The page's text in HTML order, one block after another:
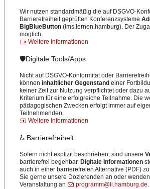
Wir nutzen standardmäßig die auf DSGVO-
Barrierefreiheit geprüften Konferenzsysteme
BigBlueButton (lms.lernen.hamburg). Der
möglich.
Weitere Informationen
🛡️Digitale Tools/Apps
Nicht auf DSGVO-Konformität oder
können inhaltlicher Gegenstand einer
keiner Zeit zur Nutzung verpflichtet oder dazu
Kriterium für eine erfolgreiche Teilnahme. Die
pädagogischen Zwecken erfolgt immer auf
Teilnehmenden.
Weitere Informationen
♿ Barrierefreiheit
Sofern nicht explizit beschrieben, sind unsere
barrierefrei begehbar. Digitale Informationen
auch in einer barrierefreien Alternative (PDF)
Sie gerne unsere Dozierenden an oder
Veranstaltung an
programm@li.hamburg.de.